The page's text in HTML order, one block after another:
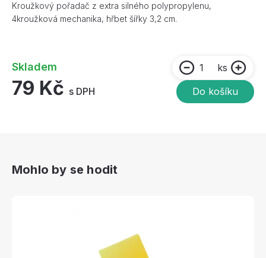
Kroužkový pořadač z extra silného polypropylenu,
4kroužková mechanika, hřbet šířky 3,2 cm.
Skladem
79 Kč s DPH
ks
Do košíku
Mohlo by se hodit